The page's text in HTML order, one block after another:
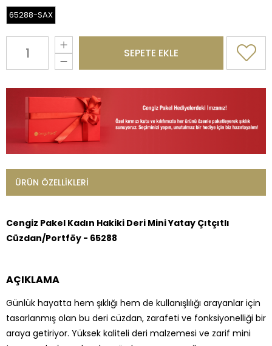
65288-SAX
ÜRÜN ÖZELLIKLERI
Cengiz Pakel Kadın Hakiki Deri Mini Yatay Çıtçıtlı
Cüzdan/Portföy - 65288
AÇIKLAMA
Günlük hayatta hem şıklığı hem de kullanışlılığı arayanlar için
tasarlanmış olan bu deri cüzdan, zarafeti ve fonksiyonelliği bir
araya getiriyor. Yüksek kaliteli deri malzemesi ve zarif mini